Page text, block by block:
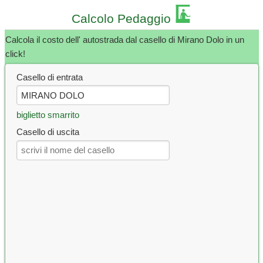
Calcolo Pedaggio
Calcola il costo dell' autostrada dal casello di Mirano Dolo in un
click!
Casello di entrata
biglietto smarrito
Casello di uscita